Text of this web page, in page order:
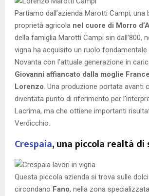
Partiamo dall’azienda Marotti Campi, una
proprietà agricola nel cuore di Morro
della famiglia Marotti Campi sin dall’800,
vigna ha acquisito un ruolo fondamentale
Novanta con l’attuale generazione in
Giovanni affiancato dalla moglie
Lorenzo . Una produzione portata avanti
diventata punto di riferimento per
Lacrima, ma che ottiene importanti
Verdicchio.
Crespaia, una piccola realtà di
Questa piccola azienda si trova sulle
circondano Fano, nella zona